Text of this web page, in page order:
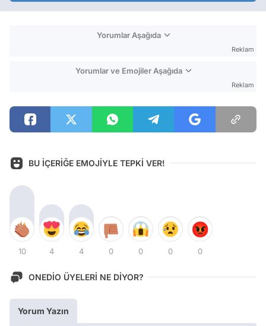
Yorumlar Aşağıda
Reklam
Yorumlar ve Emojiler Aşağıda
Reklam
BU İÇERİĞE EMOJİYLE TEPKİ VER!
10 4 4 0 0 0 0
ONEDİO ÜYELERİ NE DİYOR?
Yorum Yazın